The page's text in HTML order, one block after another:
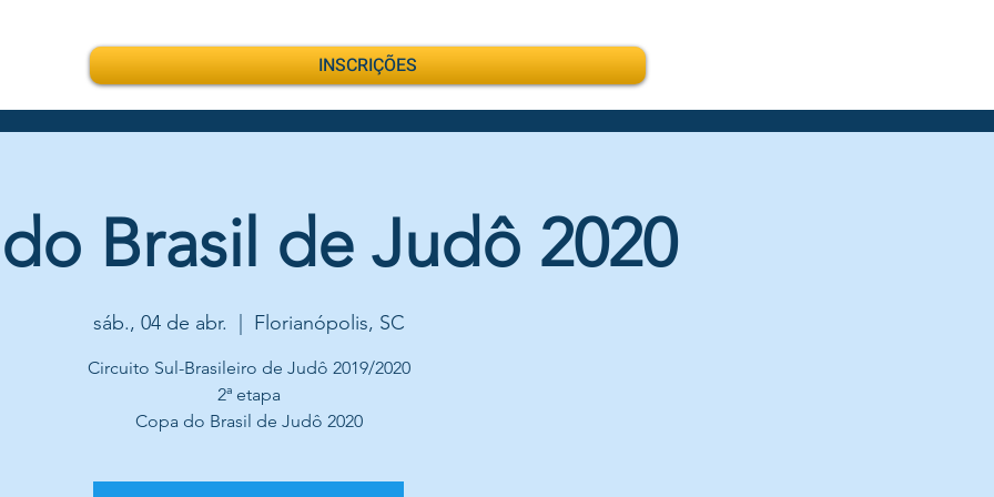
INSCRIÇÕES
Brasil de Judô 2020
sáb., 04 de abr. Florianópolis, SC
Circuito Sul-Brasileiro de Judô 2019/2020
2ª etapa
Copa do Brasil de Judô 2020